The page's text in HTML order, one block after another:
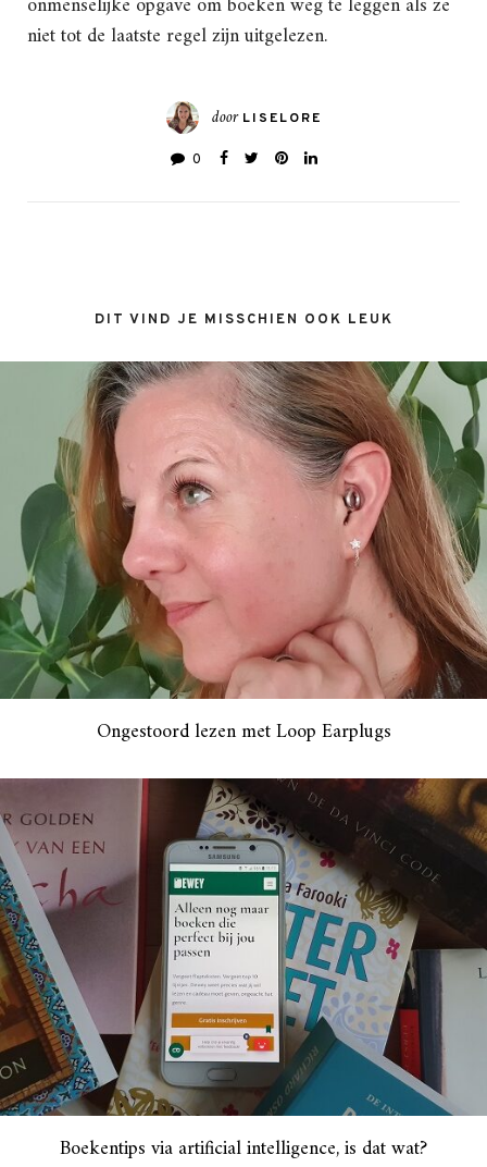
niet tot de laatste regel zijn uitgelezen.
door LISELORE
0
DIT VIND JE MISSCHIEN OOK LEUK
Ongestoord lezen met Loop Earplugs
Boekentips via artificial intelligence, is dat wat?